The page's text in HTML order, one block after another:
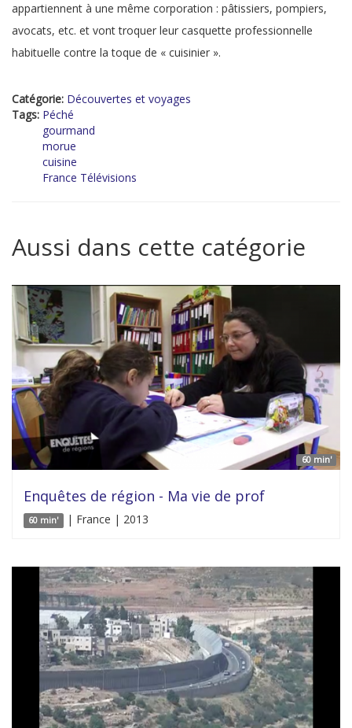
appartiennent à une même corporation : pâtissiers, pompiers,
avocats, etc. et vont troquer leur casquette professionnelle
habituelle contre la toque de « cuisinier ».
Catégorie: Découvertes et voyages
Tags: Péché
gourmand
morue
cuisine
France Télévisions
Aussi dans cette catégorie
60 min'
Enquêtes de région - Ma vie de prof
60 min' | France | 2013